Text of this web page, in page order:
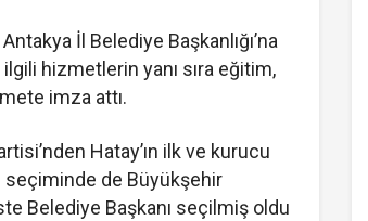
İl Belediye Başkanlığı’na
hizmetlerin yanı sıra eğitim,
imza attı.
Hatay’ın ilk ve kurucu
seçiminde de Büyükşehir
Belediye Başkanı seçilmiş oldu